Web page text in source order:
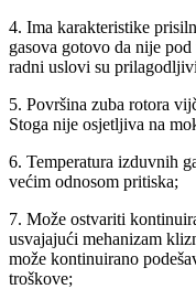
4. Ima karakteristike
gasova gotovo da nije
radni uslovi su
5. Površina zuba rotora
Stoga nije osjetljiva na
6. Temperatura izduvnih
većim odnosom pritiska;
7. Može ostvariti
usvajajući mehanizam
može kontinuirano
troškove;